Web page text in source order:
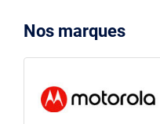
Nos marques